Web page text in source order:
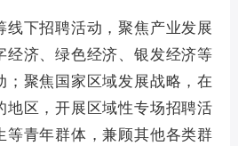
线下招聘活动，聚焦产业发展
经济、绿色经济、银发经济等
；聚焦国家区域发展战略，在
地区，开展区域性专场招聘活
等青年群体，兼顾其他各类群